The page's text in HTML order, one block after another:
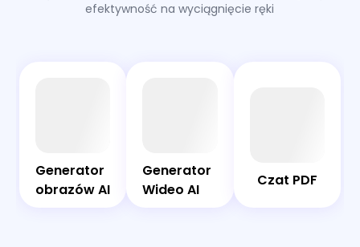
efektywność na wyciągnięcie ręki
Generator
obrazów AI
Generator
Wideo AI
Czat PDF
Generator
obrazów
Generator
Wideo AI